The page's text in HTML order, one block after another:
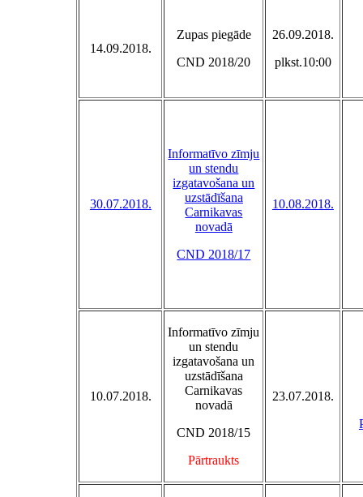
14.09.2018.
Zupas piegāde
CND 2018/20
26.09.2018.
plkst.10:00
30.07.2018.
Informatīvo zīmju
un stendu
izgatavošana un
uzstādīšana
Carnikavas
novadā
CND 2018/17
10.08.2018.
10.07.2018.
Informatīvo zīmju
un stendu
izgatavošana un
uzstādīšana
Carnikavas
novadā
CND 2018/15
Pārtraukts
23.07.2018.